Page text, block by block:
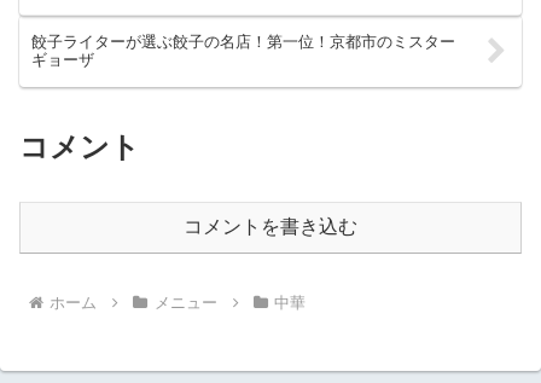
餃子ライターが選ぶ餃子の名店！第一位！京都市のミスター
ギョーザ
コメント
コメントを書き込む
ホーム メニュー 中華